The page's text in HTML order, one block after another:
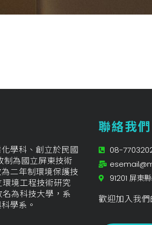
學科、創立於民國
為國立屏東技術
二年制環境保護技
境工程技術研究
為科技大學，系
學系。
聯絡我們
08-
91201 屏東
歡迎加入我